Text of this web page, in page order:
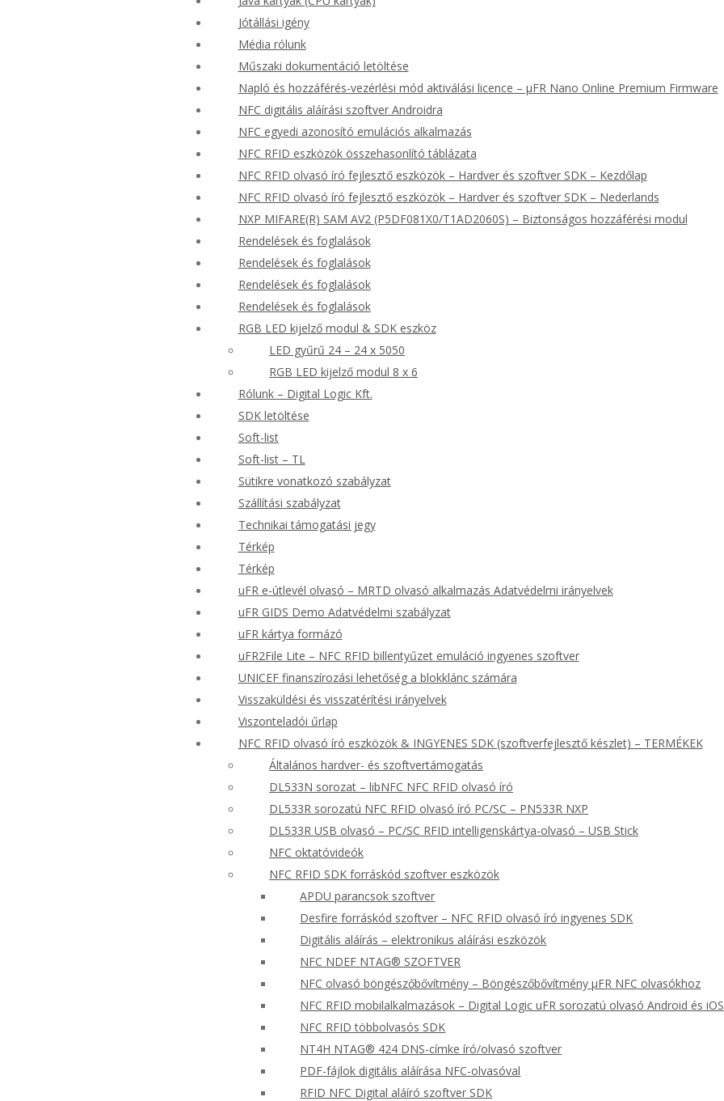
Jótállási igény
Média rólunk
Műszaki dokumentáció letöltése
Napló és hozzáférés-vezérlési mód aktiválási licence – μFR Nano Online Premium Firmware
NFC digitális aláírási szoftver Androidra
NFC egyedi azonosító emulációs alkalmazás
NFC RFID eszközök összehasonlító táblázata
NFC RFID olvasó író fejlesztő eszközök – Hardver és szoftver SDK – Kezdőlap
NFC RFID olvasó író fejlesztő eszközök – Hardver és szoftver SDK – Nederlands
NXP MIFARE(R) SAM AV2 (P5DF081X0/T1AD2060S) – Biztonságos hozzáférési modul
Rendelések és foglalások
Rendelések és foglalások
Rendelések és foglalások
Rendelések és foglalások
RGB LED kijelző modul & SDK eszköz
LED gyűrű 24 – 24 x 5050
RGB LED kijelző modul 8 x 6
Rólunk – Digital Logic Kft.
SDK letöltése
Soft-list
Soft-list – TL
Sütikre vonatkozó szabályzat
Szállítási szabályzat
Technikai támogatási jegy
Térkép
Térkép
uFR e-útlevél olvasó – MRTD olvasó alkalmazás Adatvédelmi irányelvek
uFR GIDS Demo Adatvédelmi szabályzat
uFR kártya formázó
uFR2File Lite – NFC RFID billentyűzet emuláció ingyenes szoftver
UNICEF finanszírozási lehetőség a blokklánc számára
Visszaküldési és visszatérítési irányelvek
Viszonteladói űrlap
NFC RFID olvasó író eszközök & INGYENES SDK (szoftverfejlesztő készlet) – TERMÉKEK
Általános hardver- és szoftvertámogatás
DL533N sorozat – libNFC NFC RFID olvasó író
DL533R sorozatú NFC RFID olvasó író PC/SC – PN533R NXP
DL533R USB olvasó – PC/SC RFID intelligenskártya-olvasó – USB Stick
NFC oktatóvideók
NFC RFID SDK forráskód szoftver eszközök
APDU parancsok szoftver
Desfire forráskód szoftver – NFC RFID olvasó író ingyenes SDK
Digitális aláírás – elektronikus aláírási eszközök
NFC NDEF NTAG® SZOFTVER
NFC olvasó böngészőbővítmény – Böngészőbővítmény μFR NFC olvasókhoz
NFC RFID mobilalkalmazások – Digital Logic uFR sorozatú olvasó Android és
NFC RFID többolvasós SDK
NT4H NTAG® 424 DNS-címke író/olvasó szoftver
PDF-fájlok digitális aláírása NFC-olvasóval
RFID NFC Digital aláíró szoftver SDK